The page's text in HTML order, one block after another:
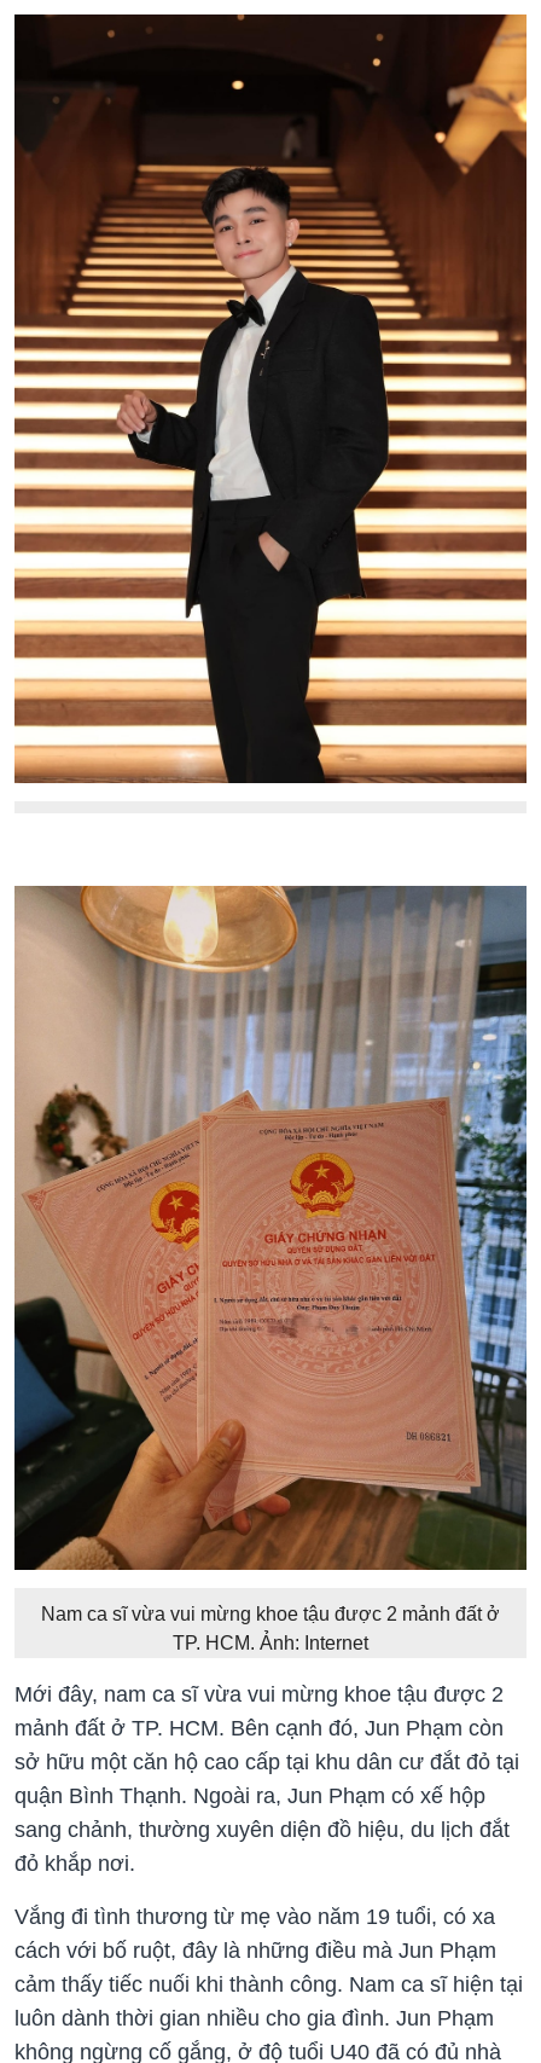
Nam ca sĩ vừa vui mừng khoe tậu được 2 mảnh đất ở
TP. HCM. Ảnh: Internet
Mới đây, nam ca sĩ vừa vui mừng khoe tậu được 2
mảnh đất ở TP. HCM. Bên cạnh đó, Jun Phạm còn
sở hữu một căn hộ cao cấp tại khu dân cư đắt đỏ tại
quận Bình Thạnh. Ngoài ra, Jun Phạm có xế hộp
sang chảnh, thường xuyên diện đồ hiệu, du lịch đắt
đỏ khắp nơi.
Vắng đi tình thương từ mẹ vào năm 19 tuổi, có xa
cách với bố ruột, đây là những điều mà Jun Phạm
cảm thấy tiếc nuối khi thành công. Nam ca sĩ hiện tại
luôn dành thời gian nhiều cho gia đình. Jun Phạm
không ngừng cố gắng, ở độ tuổi U40 đã có đủ nhà